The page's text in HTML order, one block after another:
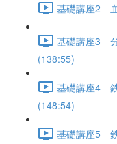
基礎講座2
基礎講座3 分
(138:55)
基礎講座4
(148:54)
基礎講座5 鉄